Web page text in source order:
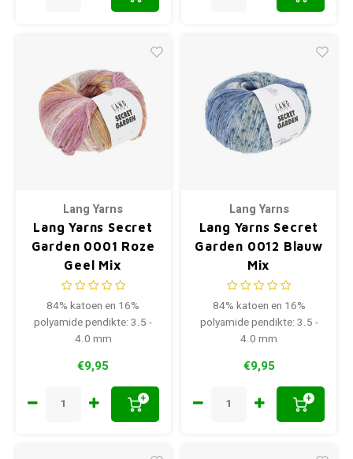
Lang Yarns
Lang Yarns Secret
Garden 0001 Roze
Geel Mix
84% katoen en 16%
polyamide pendikte: 3.5 -
4.0 mm
€9,95
+
Lang Yarns
Lang Yarns Secret
Garden 0012 Blauw
Mix
84% katoen en 16%
polyamide pendikte: 3.5 -
4.0 mm
€9,95
+